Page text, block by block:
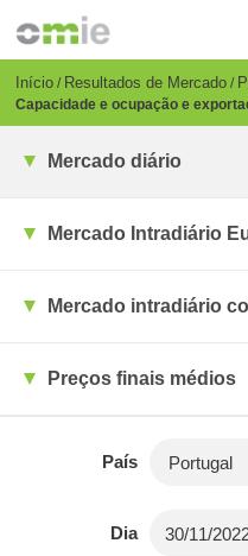
para
conteúdo
principal
Breadcrumb
Início Resultados de Mercado
Capacidade e ocupação e
Mercado diário
Mercado Intradiário
Mercado intradiário
Preços finais médios
País
Dia